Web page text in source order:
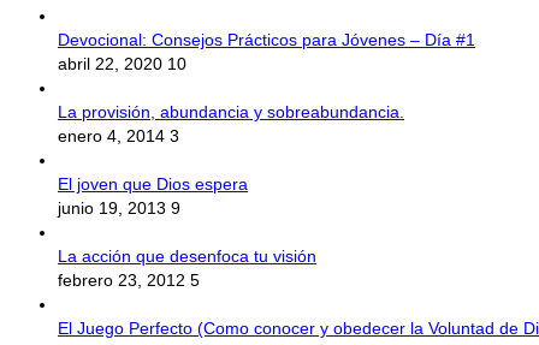
Devocional: Consejos Prácticos para Jóvenes – Día #1
abril 22, 2020 10
La provisión, abundancia y sobreabundancia.
enero 4, 2014 3
El joven que Dios espera
junio 19, 2013 9
La acción que desenfoca tu visión
febrero 23, 2012 5
El Juego Perfecto (Como conocer y obedecer la Voluntad de